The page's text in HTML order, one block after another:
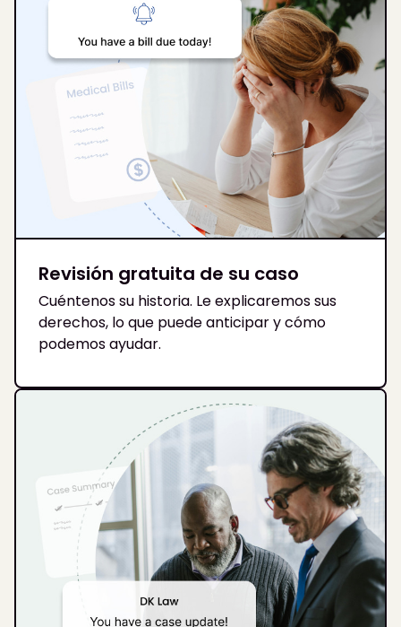
Revisión gratuita de su caso
Cuéntenos su historia. Le explicaremos sus
derechos, lo que puede anticipar y cómo
podemos ayudar.